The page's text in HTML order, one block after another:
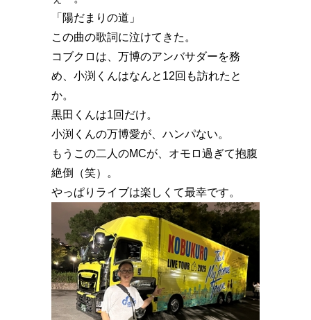
「陽だまりの道」
この曲の歌詞に泣けてきた。
コブクロは、万博のアンバサダーを務
め、小渕くんはなんと12回も訪れたと
か。
黒田くんは1回だけ。
小渕くんの万博愛が、ハンパない。
もうこの二人のMCが、オモロ過ぎて抱腹
絶倒（笑）。
やっぱりライブは楽しくて最幸です。